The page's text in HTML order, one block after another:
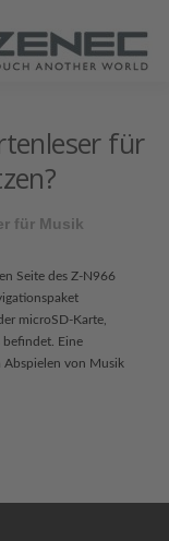
für
für Musik
Seite des Z-N966
microSD-Karte,
befindet. Eine
Abspielen von Musik